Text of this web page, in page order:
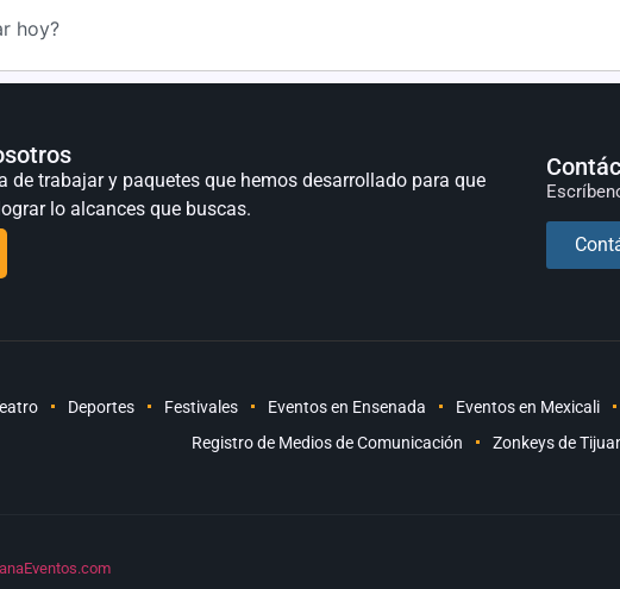
de trabajar y paquetes que hemos desarrollado para que
lo alcances que buscas.
Deportes Festivales Eventos en Ensenada Eventos en Mexicali
Registro de Medios de Comunicación
Zonkeys de